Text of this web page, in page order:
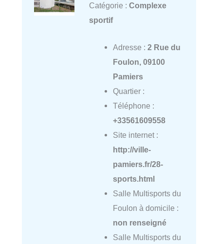
Catégorie : Complexe
sportif
Adresse : 2 Rue du
Foulon, 09100
Pamiers
Quartier :
Téléphone :
+33561609558
Site internet :
http://ville-
pamiers.fr/28-
sports.html
Salle Multisports du
Foulon à domicile :
non renseigné
Salle Multisports du